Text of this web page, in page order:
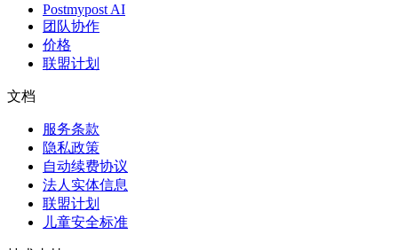
Postmypost AI
团队协作
价格
联盟计划
文档
服务条款
隐私政策
自动续费协议
法人实体信息
联盟计划
儿童安全标准